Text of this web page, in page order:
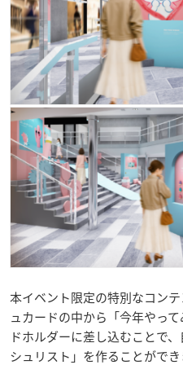
本イベント限定の特別なコン
ュカードの中から「今年やっ
ドホルダーに差し込むことで
シュリスト」を作ることができ